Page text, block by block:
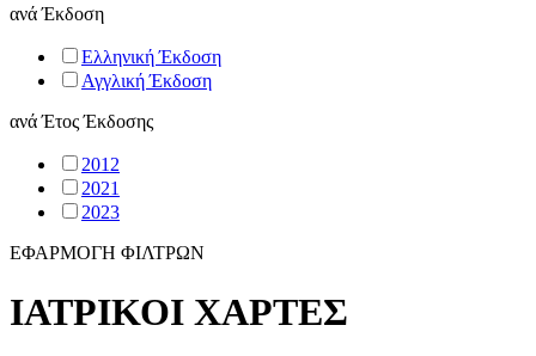
ανάΈκδοση
Ελληνική Έκδοση
Αγγλική Έκδοση
ανάΈτος Έκδοσης
2012
2021
2023
ΕΦΑΡΜΟΓΗ ΦΙΛΤΡΩΝ
ΙΑΤΡΙΚΟΙ ΧΑΡΤΕΣ